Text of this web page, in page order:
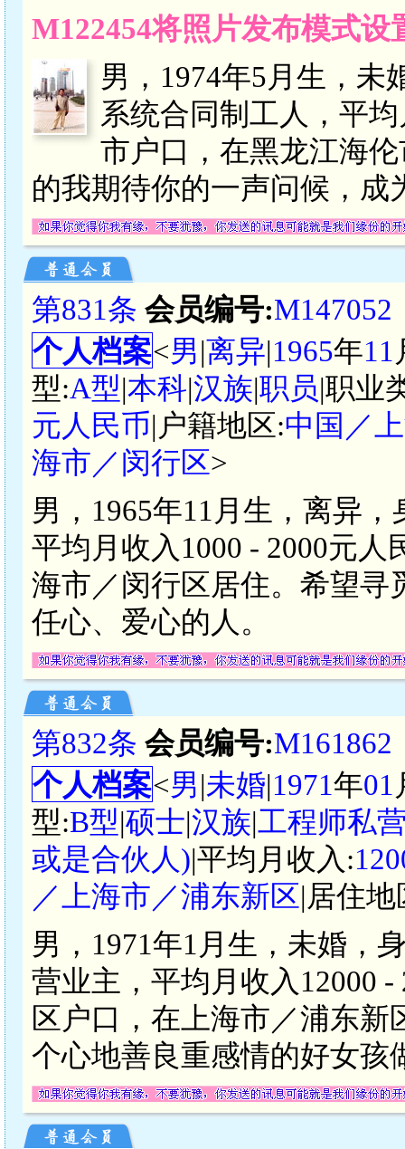
M122454将照片发布模式
男，1974年5月生，未
系统合同制工人，平
市户口，在黑龙江海
的我期待你的一声问候，成
第831条 会员编号:M147052
个人档案<男|离异|1965年11
型:A型|本科|汉族|职员|职业
元人民币|户籍地区:中国／
海市／闵行区>
男，1965年11月生，离异
平均月收入1000 - 2000元
海市／闵行区居住。希望寻
任心、爱心的人。
第832条 会员编号:M161862
个人档案<男|未婚|1971年01
型:B型|硕士|汉族|工程师私
或是合伙人)|平均月收入:
／上海市／浦东新区|居住地
男，1971年1月生，未婚，
营业主，平均月收入12000
区户口，在上海市／浦东
个心地善良重感情的好女孩